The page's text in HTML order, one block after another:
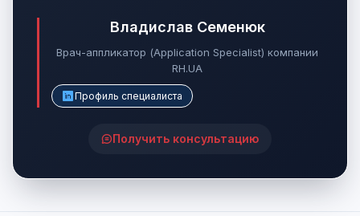
Владислав Семенюк
Врач-аппликатор (Application Specialist) компании
RH.UA
Профиль специалиста
Получить консультацию